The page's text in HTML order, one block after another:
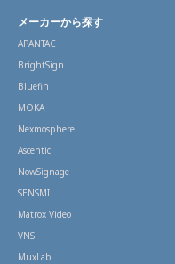
メーカーから探す
APANTAC
BrightSign
Bluefin
MOKA
Nexmosphere
Ascentic
NowSignage
SENSMI
Matrox Video
VNS
MuxLab